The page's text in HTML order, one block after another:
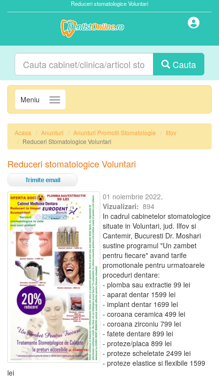
Reduceri stomatologice Voluntari
Cauta
Meniu Navigatie
Acasa Anunturi Anunturi Promotii Stomatologie
Ilfov
Reduceri Stomatologice Voluntari
Reduceri stomatologice Voluntari
01 noiembrie 2022,
Vizualizari: 894
In cadrul cabinetelor stomatologice
situate in Voluntari, jud. Ilfov si
Cantemir, Bucuresti Dr. Moshari
sustine programul "Un zambet
pentru fiecare" avand tarife
promotionale pentru urmatoarele
proceduri dentare:
- plomba sau extractie 99 lei
- aparat dentar 1599 lei
- implant dentar 1699 lei
- coroana ceramica 499 lei
- coroana zirconiu 799 lei
- fatete dentare 899 lei
- proteze/placa 899 lei
- proteze scheletate 2499 lei
- proteze elastice si flexibile 1599
lei